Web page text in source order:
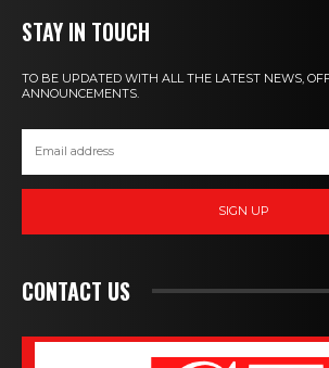
STAY IN TOUCH
TO BE UPDATED WITH ALL THE LATEST NEWS,
ANNOUNCEMENTS.
SIGN UP
CONTACT US